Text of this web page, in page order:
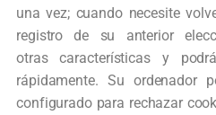
una vez; cuando necesite
registro de su anterior
otrascaracterísticas y
rápidamente. Su ordenador
configurado para rechazar